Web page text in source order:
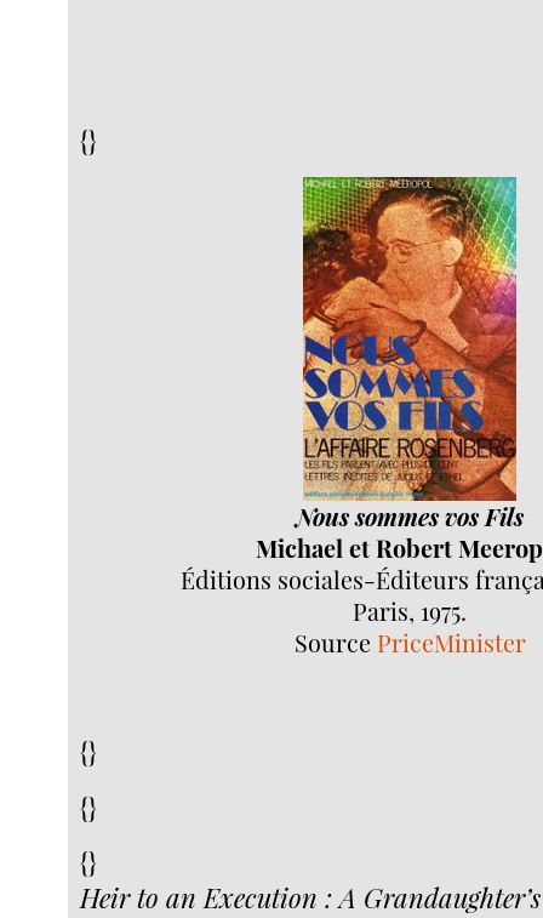
{}
Nous sommes vos Fils
Michael et Robert
Éditions sociales-Éditeurs
Paris, 1975.
Source PriceMinister
{}
{}
{}
Heir to an Execution : A